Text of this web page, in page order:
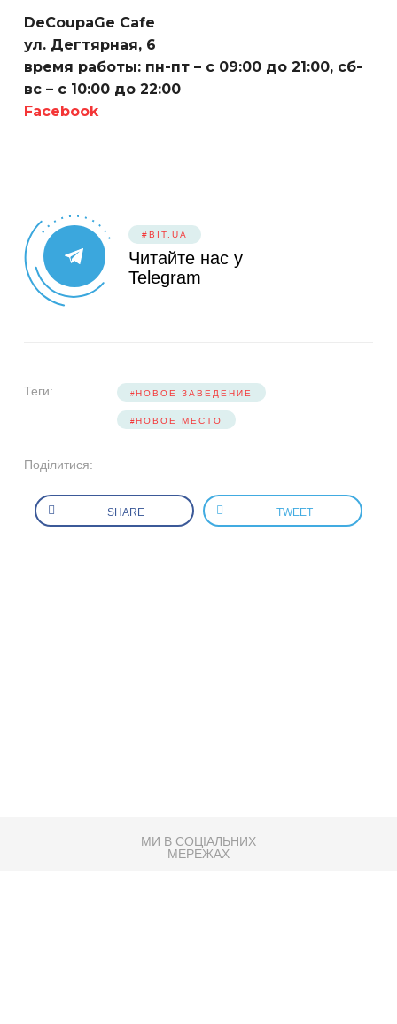
DeCoupaGe Cafe
ул. Дегтярная, 6
время работы: пн-пт – с 09:00 до 21:00, сб-
вс – с 10:00 до 22:00
Facebook
#BIT.UA
Читайте нас у
Telegram
Теги: НОВОЕ ЗАВЕДЕНИЕ
НОВОЕ МЕСТО
Поділитися:
SHARE TWEET
МИ В СОЦІАЛЬНИХ
МЕРЕЖАХ